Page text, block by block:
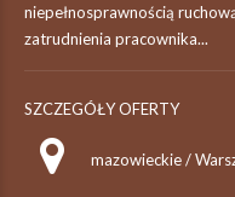
niepełnosprawnością
zatrudnienia pracownika...
SZCZEGÓŁY OFERTY
mazowieckie /